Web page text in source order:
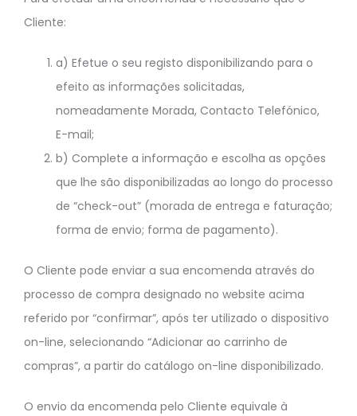
Cliente:
a) Efetue o seu registo disponibilizando para o
efeito as informações solicitadas,
nomeadamente Morada, Contacto Telefónico,
E-mail;
b) Complete a informação e escolha as opções
que lhe são disponibilizadas ao longo do processo
de “check-out” (morada de entrega e faturação;
forma de envio; forma de pagamento).
O Cliente pode enviar a sua encomenda através do
processo de compra designado no website acima
referido por “confirmar”, após ter utilizado o dispositivo
on-line, selecionando “Adicionar ao carrinho de
compras”, a partir do catálogo on-line disponibilizado.
O envio da encomenda pelo Cliente equivale à